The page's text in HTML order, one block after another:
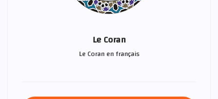
Le Coran
Le Coran en français